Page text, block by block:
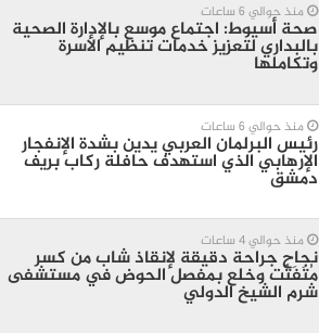
منذ حوالي 6 ساعات
صحة أسيوط: اجتماع موسع بالإدارة الصحية
بالبداري لتعزيز خدمات تنظيم الأسرة
وتكاملها
منذ حوالي 6 ساعات
رئيس البرلمان العربي يدين بشدة الإنفجار
الإرهابي الذي استهدف حافلة ركاب بريف
دمشق
منذ حوالي 4 ساعات
نجاح جراحة دقيقة لإنقاذ شاب من كسر
مُتَفَتِّت وخلع بمفصل الحوض في مستشفى
شرم الشيخ الدولي